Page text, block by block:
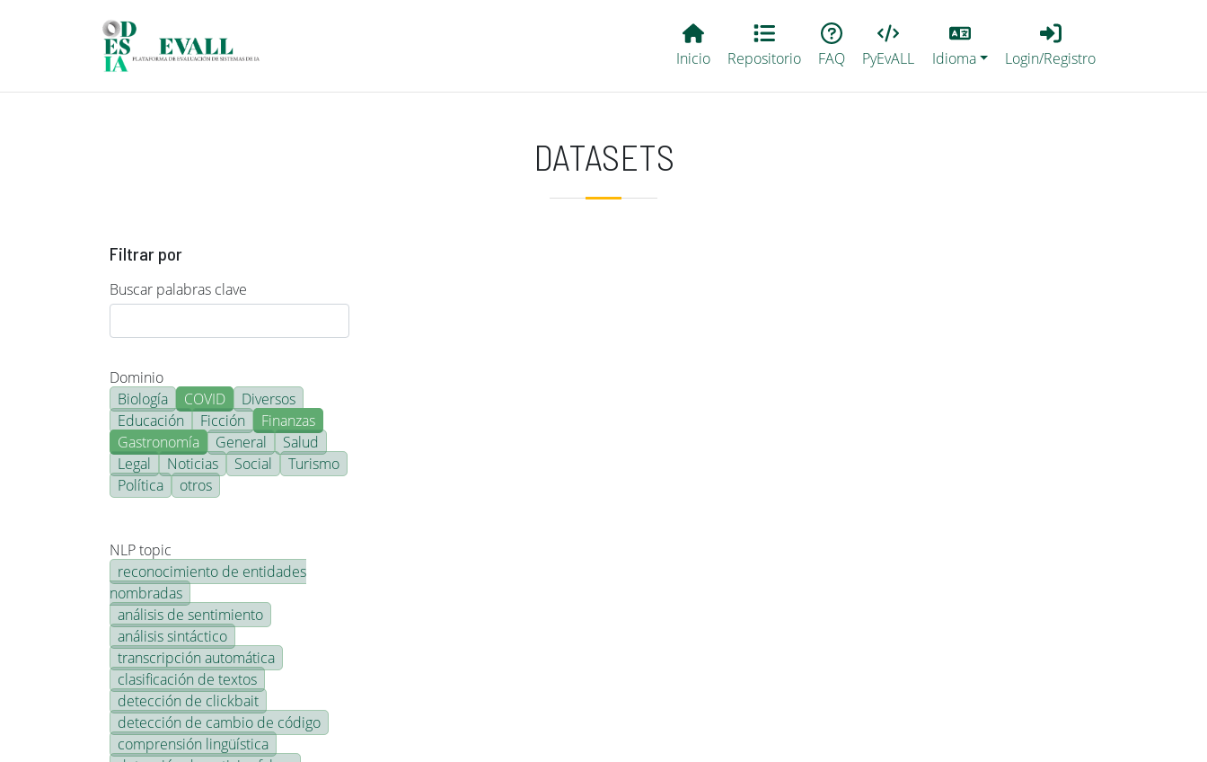
Main EvALL
Inicio Repositorio FAQ PyEvALL
Lang
Idioma
Login_Registro
Login/Registro
DATASETS
Filtrar por
Buscar palabras clave
Dominio
Biología
COVID
Diversos
Educación
Ficción
Finanzas
Gastronomía
General
Salud
Legal
Noticias Social
Turismo
Política
otros
NLP topic
reconocimiento de entidades
nombradas
análisis de sentimiento
análisis sintáctico
transcripción automática
clasificación de textos
detección de clickbait
detección de cambio de código
comprensión lingüística